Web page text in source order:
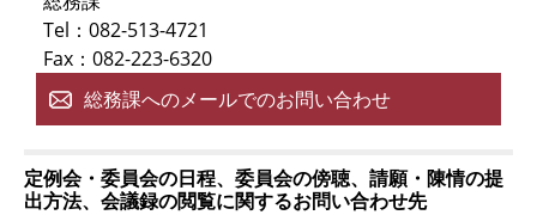
Tel：082-513-4721
Fax：082-223-6320
総務課へのメールでのお問い合わせ
定例会・委員会の日程、委員会の傍聴、請願・陳情の提
出方法、会議録の閲覧に関するお問い合わせ先